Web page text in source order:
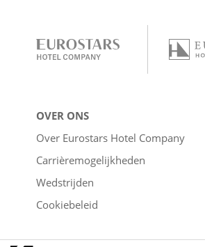
OVER ONS
Over Eurostars Hotel Company
Carrièremogelijkheden
Wedstrijden
Cookiebeleid